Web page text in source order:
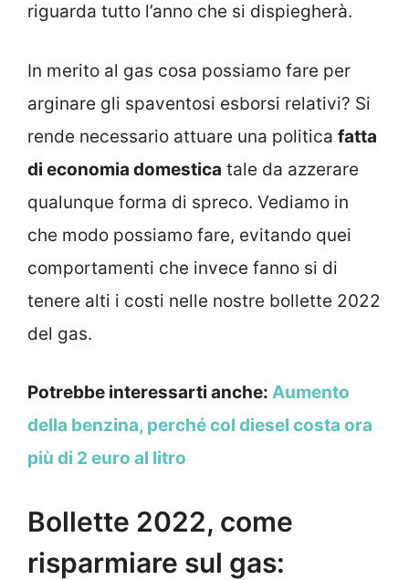
riguarda tutto l’anno che si dispiegherà.
In merito al gas cosa possiamo fare per
arginare gli spaventosi esborsi relativi? Si
rende necessario attuare una politica fatta
di economia domestica tale da azzerare
qualunque forma di spreco. Vediamo in
che modo possiamo fare, evitando quei
comportamenti che invece fanno si di
tenere alti i costi nelle nostre bollette 2022
del gas.
Potrebbe interessarti anche: Aumento
della benzina, perché col diesel costa ora
più di 2 euro al litro
Bollette 2022, come
risparmiare sul gas: